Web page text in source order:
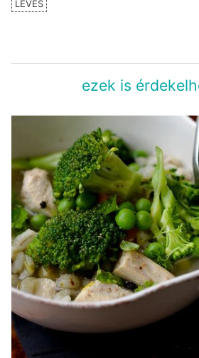
LEVES
ezek is